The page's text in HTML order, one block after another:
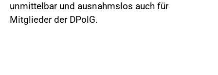
unmittelbar und ausnahmslos auch für
Mitglieder der DPolG.